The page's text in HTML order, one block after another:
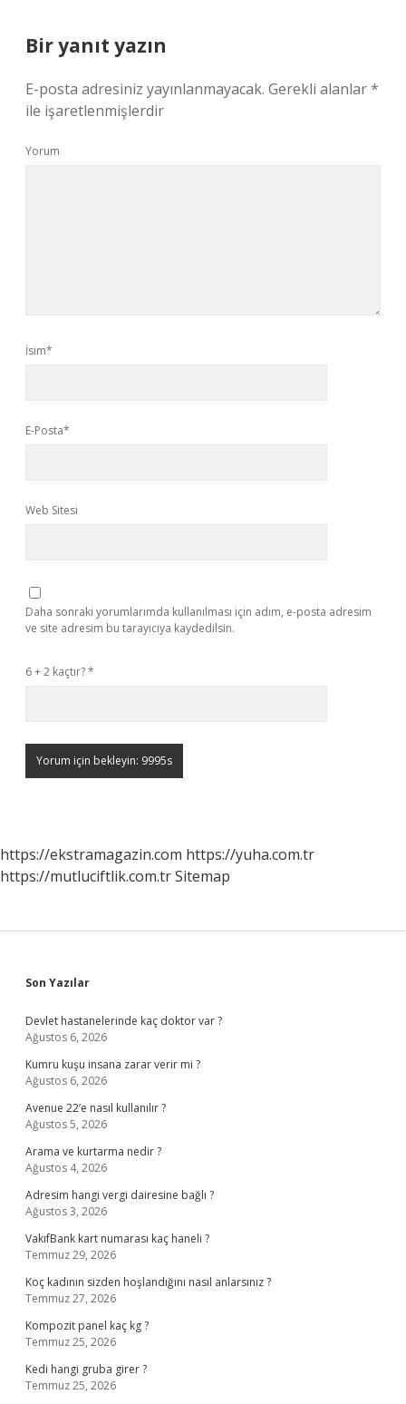
Bir yanıt yazın
E-posta adresiniz yayınlanmayacak. Gerekli alanlar*
ile işaretlenmişlerdir
Yorum
İsim*
E-Posta*
Web Sitesi
Daha sonraki yorumlarımda kullanılması için adım, e-posta adresim
ve site adresim bu tarayıcıya kaydedilsin.
6 + 2 kaçtır?*
https://ekstramagazin.com https://yuha.com.tr
https://mutluciftlik.com.trSitemap
Sidebar
Son Yazılar
Devlet hastanelerinde kaç doktor var ?
Ağustos 6, 2026
Kumru kuşu insana zarar verir mi ?
Ağustos 6, 2026
Avenue 22’e nasıl kullanılır ?
Ağustos 5, 2026
Arama ve kurtarma nedir ?
Ağustos 4, 2026
Adresim hangi vergi dairesine bağlı ?
Ağustos 3, 2026
VakıfBank kart numarası kaç haneli ?
Temmuz 29, 2026
Koç kadının sizden hoşlandığını nasıl anlarsınız ?
Temmuz 27, 2026
Kompozit panel kaç kg ?
Temmuz 25, 2026
Kedi hangi gruba girer ?
Temmuz 25, 2026